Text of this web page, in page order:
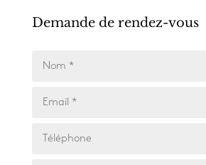
Demande de rendez-vous